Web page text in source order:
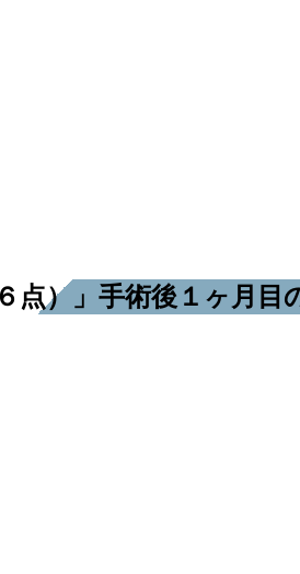
）」手術後１ヶ月目